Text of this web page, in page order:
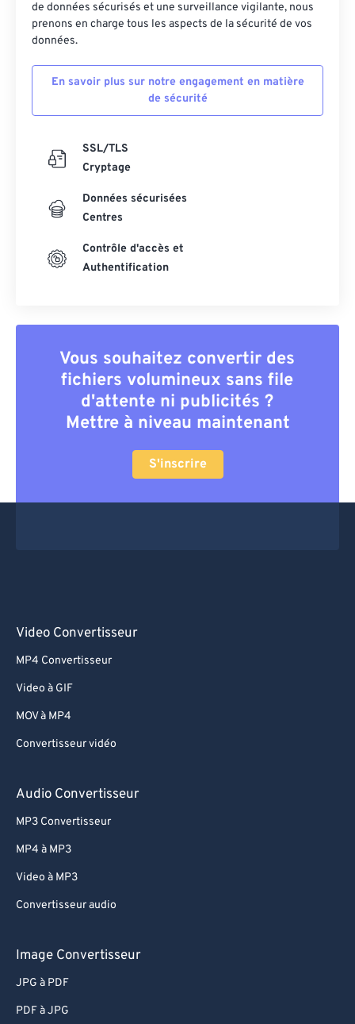
de données sécurisés et une surveillance vigilante, nous
prenons en charge tous les aspects de la sécurité de vos
données.
En savoir plus sur notre engagement en matière
de sécurité
SSL/TLS
Cryptage
Données sécurisées
Centres
Contrôle d'accès et
Authentification
Vous souhaitez convertir des
fichiers volumineux sans file
d'attente ni publicités ?
Mettre à niveau maintenant
S'inscrire
Video Convertisseur
MP4 Convertisseur
Video à GIF
MOV à MP4
Convertisseur vidéo
Audio Convertisseur
MP3 Convertisseur
MP4 à MP3
Video à MP3
Convertisseur audio
Image Convertisseur
JPG à PDF
PDF à JPG